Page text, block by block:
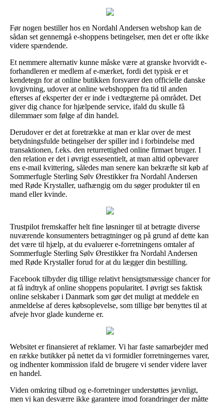
Før nogen bestiller hos en Nordahl Andersen webshop kan de
sådan set gennemgå e-shoppens betingelser, men det er ofte ikke
videre spændende.
Et nemmere alternativ kunne måske være at granske hvorvidt e-
forhandleren er medlem af e-mærket, fordi det typisk er et
kendetegn for at online butikken forsvarer den officielle danske
lovgivning, udover at online webshoppen fra tid til anden
efterses af eksperter der er inde i vedtægterne på området. Det
giver dig chance for hjælpende service, ifald du skulle få
dilemmaer som følge af din handel.
Derudover er det at foretrække at man er klar over de mest
betydningsfulde betingelser der spiller ind i forbindelse med
transaktionen, f.eks. den returrettighed online firmaet bruger. I
den relation er det i øvrigt essesentielt, at man altid opbevarer
ens e-mail kvittering, således man senere kan bekræfte sit køb af
Sommerfugle Sterling Sølv Ørestikker fra Nordahl Andersen
med Røde Krystaller, uafhængig om du søger produkter til en
mand eller kvinde.
Trustpilot fremskaffer helt fine løsninger til at betragte diverse
nuværende konsumenters betragtninger og på grund af dette kan
det være til hjælp, at du evaluerer e-forretningens omtaler af
Sommerfugle Sterling Sølv Ørestikker fra Nordahl Andersen
med Røde Krystaller forud for at du lægger din bestilling.
Facebook tilbyder dig tillige relativt hensigtsmæssige chancer for
at få indtryk af online shoppens popularitet. I øvrigt ses faktisk
online selskaber i Danmark som gør det muligt at meddele en
anmeldelse af deres købsoplevelse, som tillige bør benyttes til at
afveje hvor glade kunderne er.
Websitet er finansieret af reklamer. Vi har faste samarbejder med
en række butikker på nettet da vi formidler forretningernes varer,
og indhenter kommission ifald de brugere vi sender videre laver
en handel.
Viden omkring tilbud og e-forretninger understøttes jævnligt,
men vi kan desværre ikke garantere imod forandringer der måtte